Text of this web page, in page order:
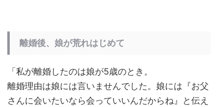
離婚後、娘が荒れはじめて
「私が離婚したのは娘が5歳のとき。
離婚理由は娘には言いませんでした。娘には『お父
さんに会いたいなら会っていいんだからね』と伝え